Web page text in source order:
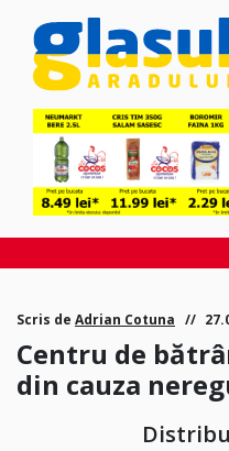
Scris de Adrian Cotuna
Centru de
din cauza